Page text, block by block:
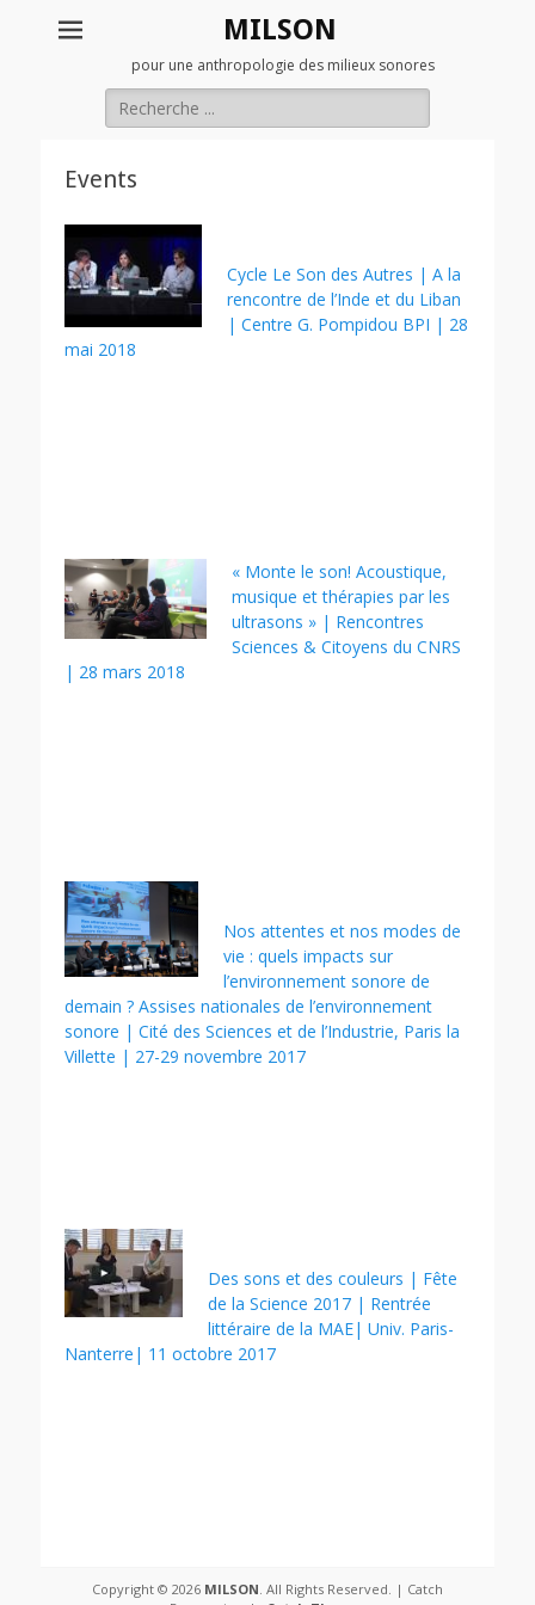
MILSON
pour une anthropologie des milieux sonores
Rechercher :
Events
Cycle Le Son des Autres | A la
rencontre de l’Inde et du Liban
| Centre G. Pompidou BPI | 28
mai 2018
« Monte le son! Acoustique,
musique et thérapies par les
ultrasons » | Rencontres
Sciences & Citoyens du CNRS
| 28 mars 2018
Nos attentes et nos modes de
vie : quels impacts sur
l’environnement sonore de
demain ? Assises nationales de l’environnement
sonore | Cité des Sciences et de l’Industrie, Paris la
Villette | 27-29 novembre 2017
Des sons et des couleurs | Fête
de la Science 2017 | Rentrée
littéraire de la MAE| Univ. Paris-
Nanterre| 11 octobre 2017
Copyright © 2026 MILSON. All Rights Reserved. | Catch